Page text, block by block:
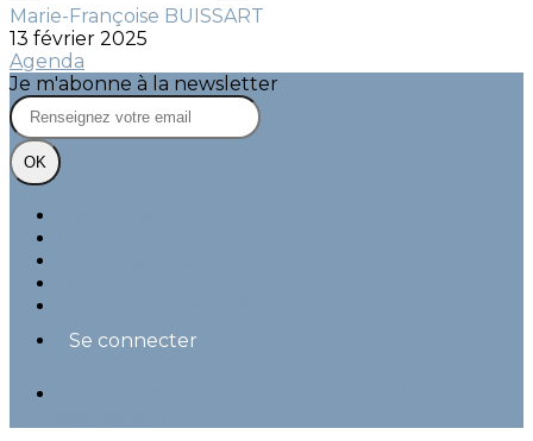
Marie-Françoise BUISSART
13 février 2025
Agenda
Je m'abonne à la newsletter
OK
Se connecter